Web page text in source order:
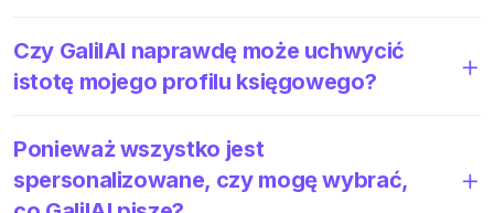
Czy GalilAI naprawdę może uchwycić
istotę mojego profilu księgowego?
Ponieważ wszystko jest
spersonalizowane, czy mogę wybrać,